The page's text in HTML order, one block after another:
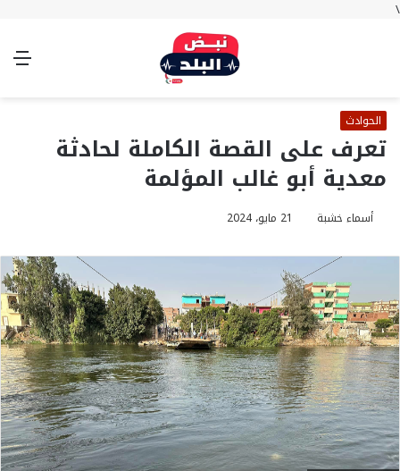
\
الوضع
الحوادث
تعرف على القصة الكاملة لحادثة
معدية أبو غالب المؤلمة
أسماء خشبة 21 مايو، 2024